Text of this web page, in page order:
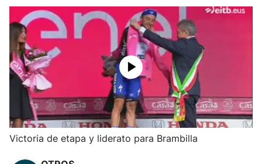
Remo
Baloncesto
Ciclismo
Herri-kirolak
Balonmano
Victoria de etapa y liderato para Brambilla